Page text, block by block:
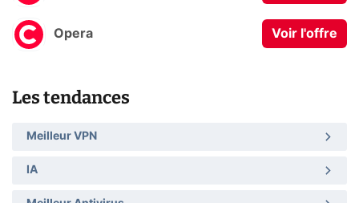
Opera Voir l'offre
Les tendances
Meilleur VPN
IA